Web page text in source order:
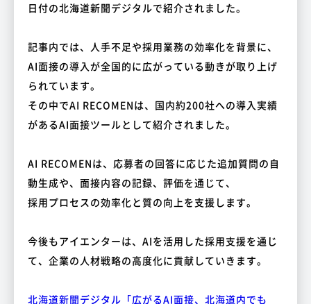
日付の北海道新聞デジタルで紹介されました。
記事内では、人手不足や採用業務の効率化を背景に、
AI面接の導入が全国的に広がっている動きが取り上げ
られています。
その中でAI RECOMENは、国内約200社への導入実績
があるAI面接ツールとして紹介されました。
AI RECOMENは、応募者の回答に応じた追加質問の自
動生成や、面接内容の記録、評価を通じて、
採用プロセスの効率化と質の向上を支援します。
今後もアイエンターは、AIを活用した採用支援を通じ
て、企業の人材戦略の高度化に貢献していきます。
北海道新聞デジタル「広がるAI面接、北海道内でも